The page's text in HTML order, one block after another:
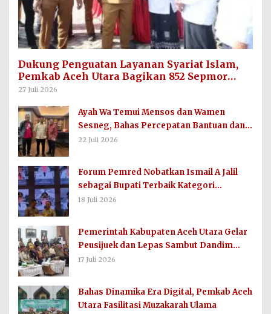
Dukung Penguatan Layanan Syariat Islam,
Pemkab Aceh Utara Bagikan 852 Sepmor
untuk Imum Gampong
27 Juli 2026
Ayah Wa Temui Mensos dan Wamen
Sesneg, Bahas Percepatan Bantuan dan
Dana Direktif Presiden
22 Juli 2026
Forum Pemred Nobatkan Ismail A Jalil
sebagai Bupati Terbaik Kategori
Komunikasi dan Informasi Publik
18 Juli 2026
Pemerintah Kabupaten Aceh Utara Gelar
Peusijuek dan Lepas Sambut Dandim
0103/AUT
17 Juli 2026
Bahas Dinamika Era Digital, Pemkab Aceh
Utara Fasilitasi Muzakarah Ulama